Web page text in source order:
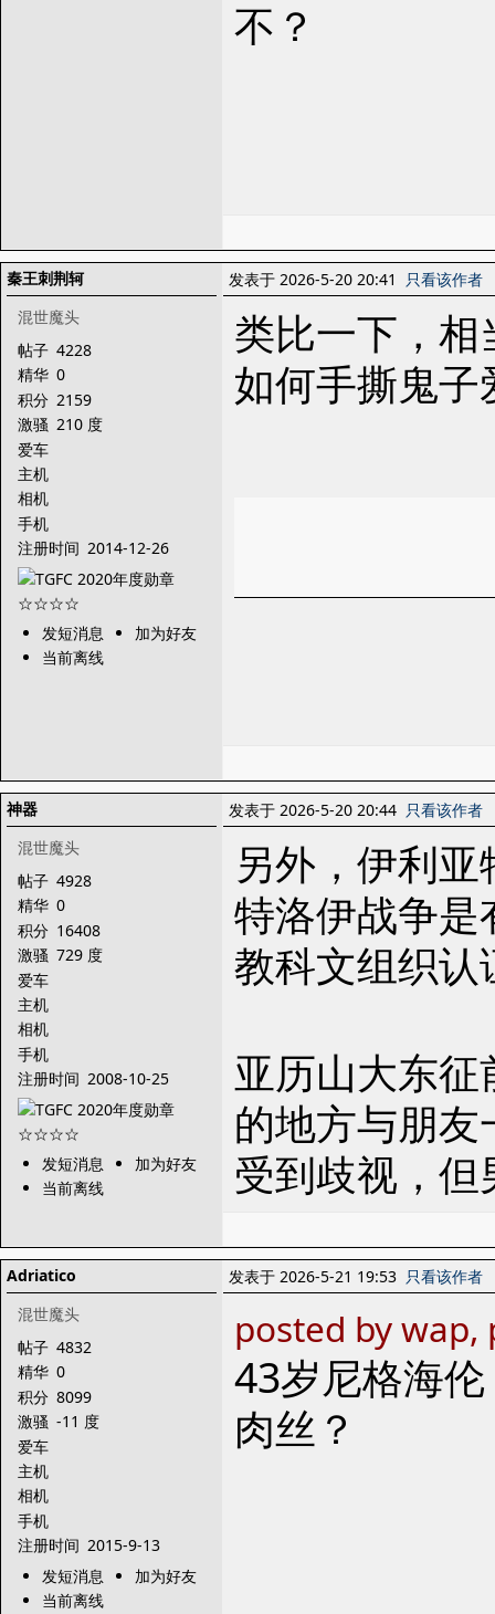
不？
秦王刺荆轲
混世魔头
帖子 4228
精华 0
积分 2159
激骚 210 度
爱车
主机
相机
手机
注册时间 2014-12-26
发短消息
加为好友
当前离线
发表于 2026-5-20 20:41 只看该作者
类比一下，
如何手撕鬼子
神器
混世魔头
帖子 4928
精华 0
积分 16408
激骚 729 度
爱车
主机
相机
手机
注册时间 2008-10-25
发短消息
加为好友
当前离线
发表于 2026-5-20 20:44 只看该作者
另外，伊利
特洛伊战争
教科文组织认
亚历山大东
的地方与朋
受到歧视，
Adriatico
混世魔头
帖子 4832
精华 0
积分 8099
激骚 -11 度
爱车
主机
相机
手机
注册时间 2015-9-13
发短消息
加为好友
当前离线
发表于 2026-5-21 19:53 只看该作者
posted by
43岁尼格海
肉丝？